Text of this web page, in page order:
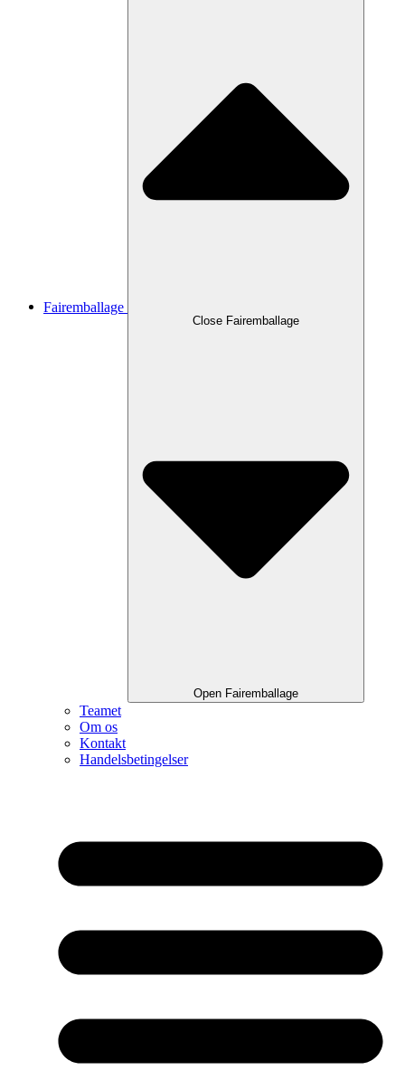
Fairemballage
Close Fairemballage
Open Fairemballage
Teamet
Om os
Kontakt
Handelsbetingelser